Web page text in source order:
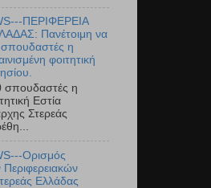
ΠΕΡΙΦΕΡΕΙΑ
Πανέτοιμη να
σπουδαστές η
φοιτητική
σπουδαστές η
Εστία
Στερεάς
Ορισμός
Ελλάδας